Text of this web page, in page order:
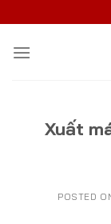
to
content
Xuất
POSTED